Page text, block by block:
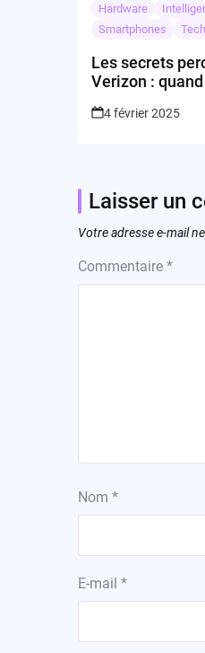
Hardware
Smartphones
Les secrets
Verizon :
4 février 2025
Laisser un
Votre adresse e-mail
Commentaire *
Nom *
E-mail *